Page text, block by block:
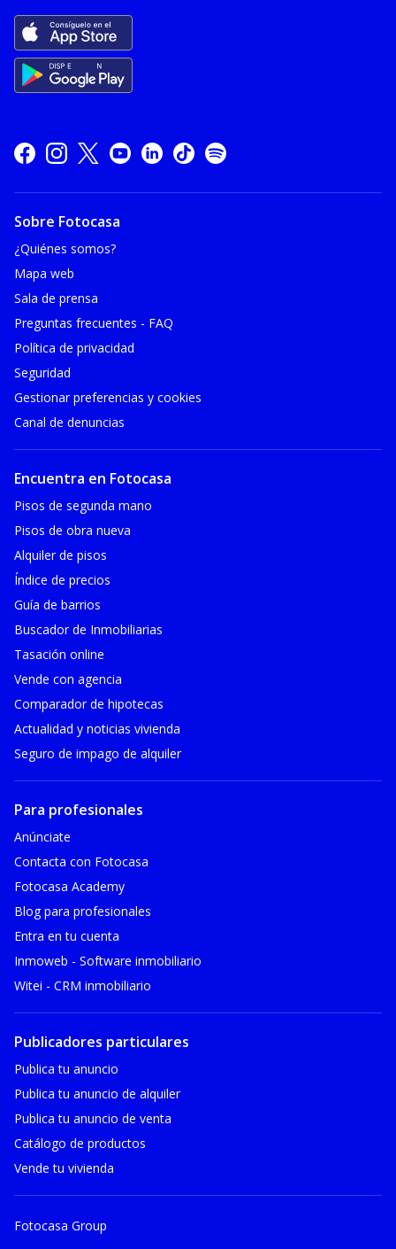
Sobre Fotocasa
¿Quiénes somos?
Mapa web
Sala de prensa
Preguntas frecuentes - FAQ
Política de privacidad
Seguridad
Gestionar preferencias y cookies
Canal de denuncias
Encuentra en Fotocasa
Pisos de segunda mano
Pisos de obra nueva
Alquiler de pisos
Índice de precios
Guía de barrios
Buscador de Inmobiliarias
Tasación online
Vende con agencia
Comparador de hipotecas
Actualidad y noticias vivienda
Seguro de impago de alquiler
Para profesionales
Anúnciate
Contacta con Fotocasa
Fotocasa Academy
Blog para profesionales
Entra en tu cuenta
Inmoweb - Software inmobiliario
Witei - CRM inmobiliario
Publicadores particulares
Publica tu anuncio
Publica tu anuncio de alquiler
Publica tu anuncio de venta
Catálogo de productos
Vende tu vivienda
Fotocasa Group